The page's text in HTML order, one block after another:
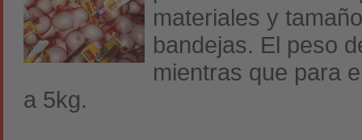
materiales y
bandejas. El peso
mientras que para
a 5kg.